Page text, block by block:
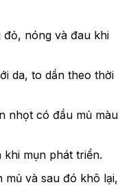
đỏ, nóng và đau khi
da, to dần theo thời
nhọt có đầu mủ màu
khi mụn phát triển.
và sau đó khô lại,